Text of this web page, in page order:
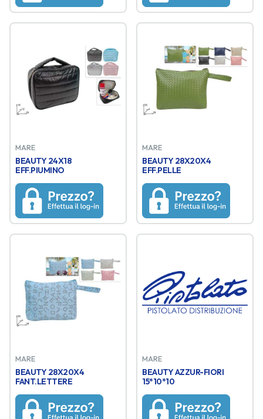
MARE
BEAUTY 24X18
EFF.PIUMINO
MARE
BEAUTY 28X20X4
EFF.PELLE
MARE
BEAUTY 28X20X4
FANT.LETTERE
MARE
BEAUTY AZZUR-FIORI
15*10*10